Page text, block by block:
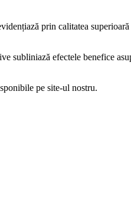
prin calitatea
subliniază efectele benefice
pe site-ul nostru.